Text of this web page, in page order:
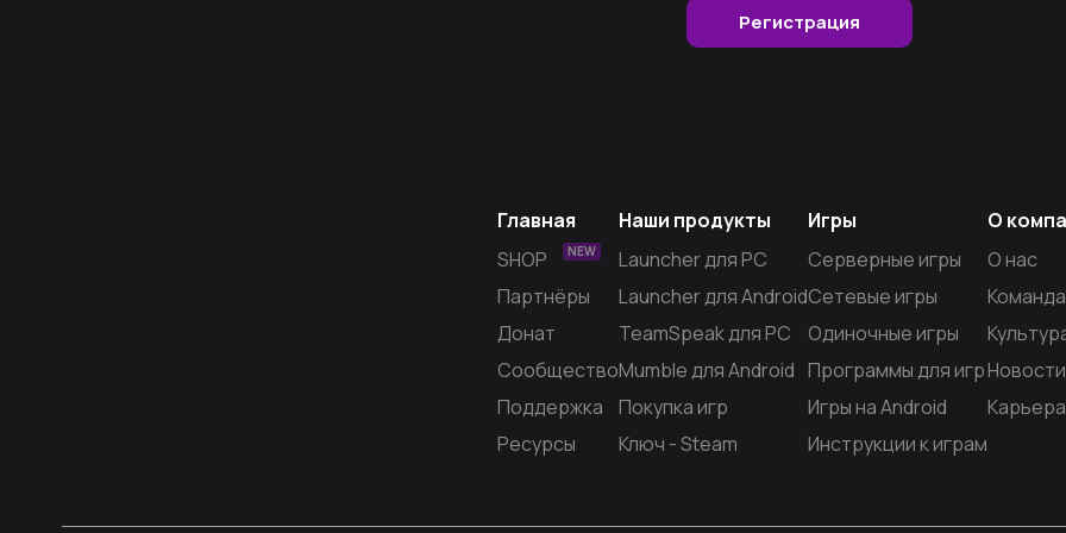
Регистрация
Главная
SHOP
NEW
Партнёры
Донат
Сообщество
Поддержка
Ресурсы
Наши продукты
Launcher для PC
Launcher для Android
TeamSpeak для PC
Mumble для Android
Покупка игр
Ключ - Steam
Игры
Серверные игры
Сетевые игры
Одиночные игры
Программы для игр
Игры на Android
Инструкции к играм
О
О нас
Команда
Новости
Карьера